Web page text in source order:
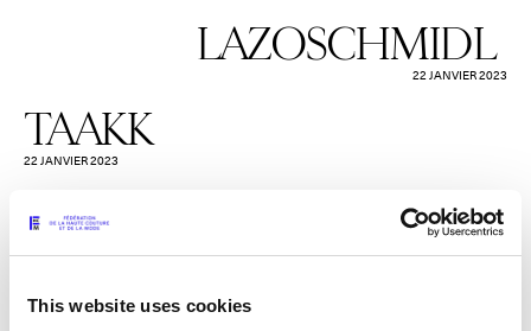
This website uses cookies
LAZOSCHMIDL
22 JANVIER 2023
TAAKK
22 JANVIER 2023
ARTURO OBEGERO
NAMACHEKO